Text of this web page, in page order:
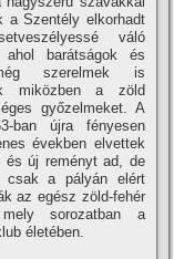
a Szentély elkorhadt
váló
ahol barátságok és
szerelmek is
miközben a zöld
győzelmeket. A
ban újra fényesen
években elvettek
és új reményt ad, de
csak a pályán elért
az egész zöld-fehér
sorozatban a
életében.